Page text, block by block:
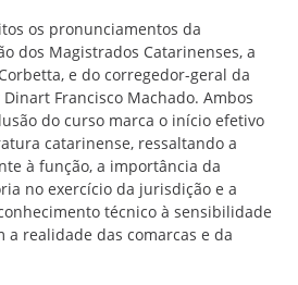
os pronunciamentos da
dos Magistrados Catarinenses, a
e do corregedor-geral da
Francisco Machado. Ambos
do curso marca o início efetivo
catarinense, ressaltando a
à função, a importância da
no exercício da jurisdição e a
técnico à sensibilidade
a realidade das comarcas e da